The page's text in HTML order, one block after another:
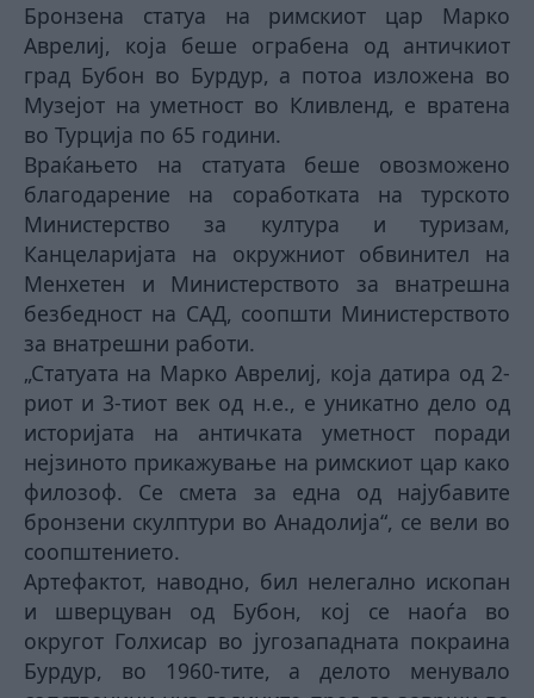
Бронзена статуа на римскиот цар Марко
Аврелиј, која беше ограбена од античкиот
град Бубон во Бурдур, а потоа изложена во
Музејот на уметност во Кливленд, е вратена
во Турција по 65 години.
Враќањето на статуата беше овозможено
благодарение на соработката на турското
Министерство за култура и туризам,
Канцеларијата на окружниот обвинител на
Менхетен и Министерството за внатрешна
безбедност на САД, соопшти Министерството
за внатрешни работи.
„Статуата на Марко Аврелиј, која датира од 2-
риот и 3-тиот век од н.е., е уникатно дело од
историјата на античката уметност поради
нејзиното прикажување на римскиот цар како
филозоф. Се смета за една од најубавите
бронзени скулптури во Анадолија“, се вели во
соопштението.
Артефактот, наводно, бил нелегално ископан
и шверцуван од Бубон, кој се наоѓа во
округот Голхисар во југозападната покраина
Бурдур, во 1960-тите, а делото менувало